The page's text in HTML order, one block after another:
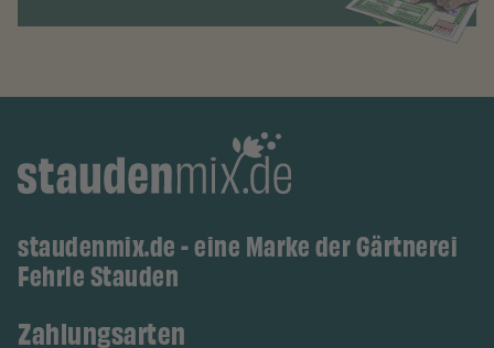
staudenmix.de - eine Marke der Gärtnerei
Fehrle Stauden
Zahlungsarten